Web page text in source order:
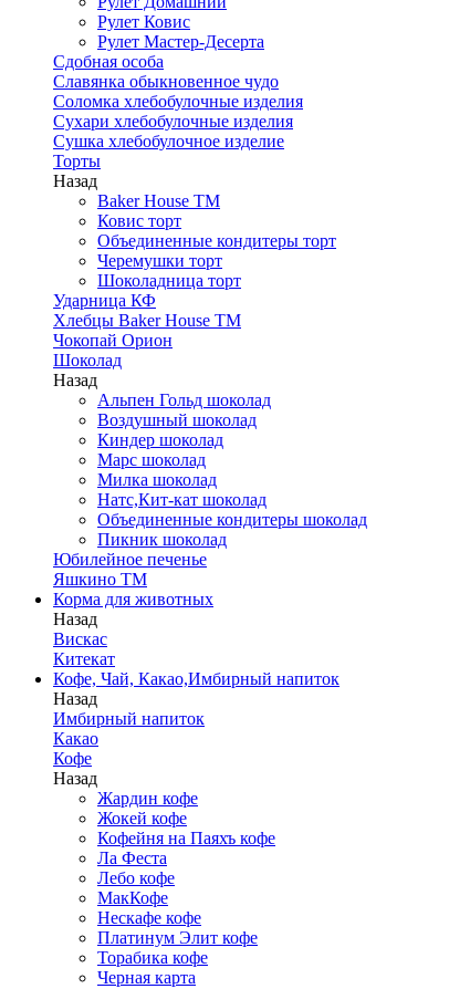
Рулет Ковис
Рулет Мастер-Десерта
Сдобная особа
Славянка обыкновенное чудо
Соломка хлебобулочные изделия
Сухари хлебобулочные изделия
Сушка хлебобулочное изделие
Торты
Назад
Baker House ТМ
Ковис торт
Объединенные кондитеры торт
Черемушки торт
Шоколадница торт
Ударница КФ
Хлебцы Baker House ТМ
Чокопай Орион
Шоколад
Назад
Альпен Гольд шоколад
Воздушный шоколад
Киндер шоколад
Марс шоколад
Милка шоколад
Натс,Кит-кат шоколад
Объединенные кондитеры шоколад
Пикник шоколад
Юбилейное печенье
Яшкино ТМ
Корма для животных
Назад
Вискас
Китекат
Кофе, Чай, Какао,Имбирный напиток
Назад
Имбирный напиток
Какао
Кофе
Назад
Жардин кофе
Жокей кофе
Кофейня на Паяхъ кофе
Ла Феста
Лебо кофе
МакКофе
Нескафе кофе
Платинум Элит кофе
Торабика кофе
Черная карта